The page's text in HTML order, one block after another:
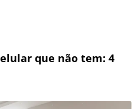
que não tem: 4